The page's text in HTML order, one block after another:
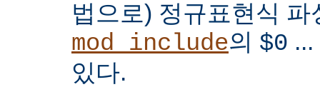
법으로) 정규표현식
mod_include의 $0 ...
있다.